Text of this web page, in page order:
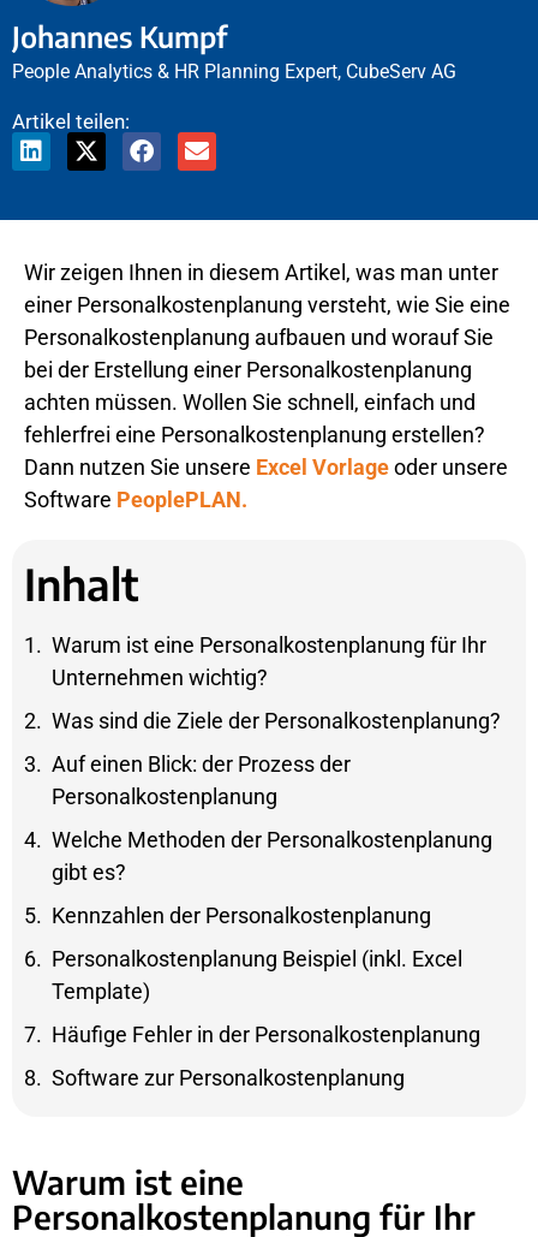
Johannes Kumpf
People Analytics & HR Planning Expert, CubeServ AG
Artikel teilen:
Wir zeigen Ihnen in diesem Artikel, was man unter
einer Personalkostenplanung versteht, wie Sie eine
Personalkostenplanung aufbauen und worauf Sie
bei der Erstellung einer Personalkostenplanung
achten müssen. Wollen Sie schnell, einfach und
fehlerfrei eine Personalkostenplanung erstellen?
Dann nutzen Sie unsere Excel Vorlageoder unsere
Software PeoplePLAN.
Inhalt
Warum ist eine Personalkostenplanung für Ihr
Unternehmen wichtig?
Was sind die Ziele der Personalkostenplanung?
Auf einen Blick: der Prozess der
Personalkostenplanung
Welche Methoden der Personalkostenplanung
gibt es?
Kennzahlen der Personalkostenplanung
Personalkostenplanung Beispiel (inkl. Excel
Template)
Häufige Fehler in der Personalkostenplanung
Software zur Personalkostenplanung
Warum ist eine
Personalkostenplanung für Ihr